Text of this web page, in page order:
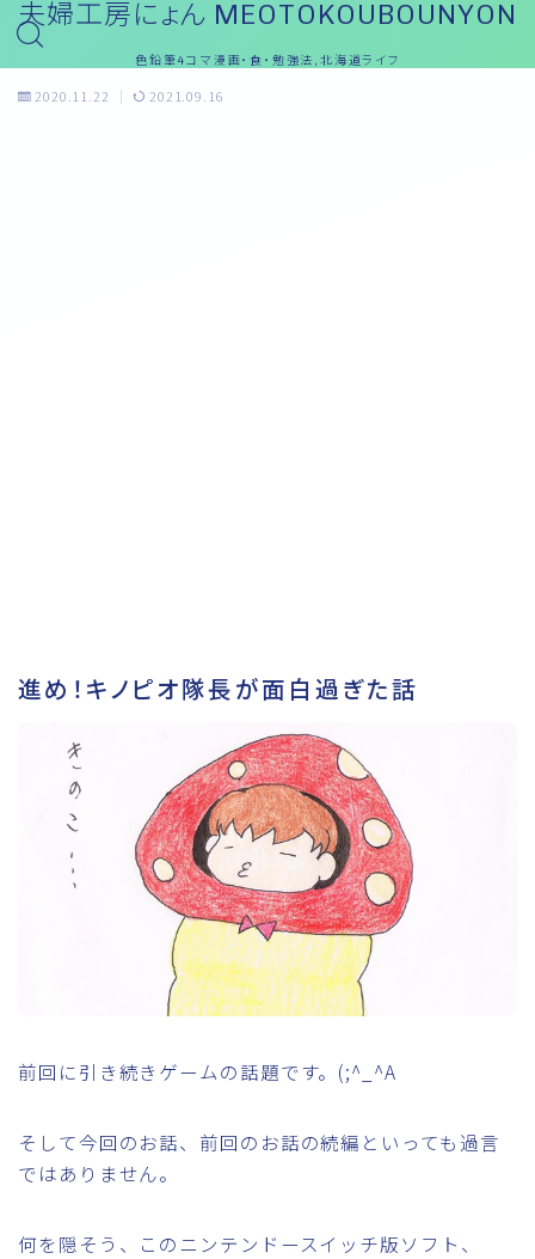
夫婦工房にょん MEOTOKOUBOUNYON
色鉛筆4コマ漫画・食・勉強法,北海道ライフ
2020.11.22 2021.09.16
進め！キノピオ隊長が面白過ぎた話
前回に引き続きゲームの話題です。(;^_^A
そして今回のお話、前回のお話の続編といっても過言
ではありません。
何を隠そう、このニンテンドースイッチ版ソフト、